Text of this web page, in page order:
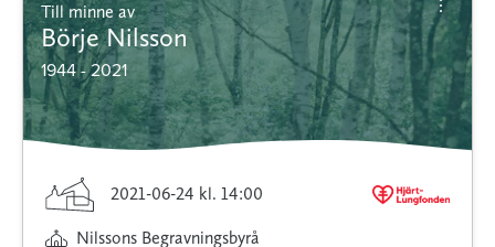
Till minne av
Börje Nilsson
1944 - 2021
2021-06-24 kl. 14:00
Nilssons Begravningsbyrå